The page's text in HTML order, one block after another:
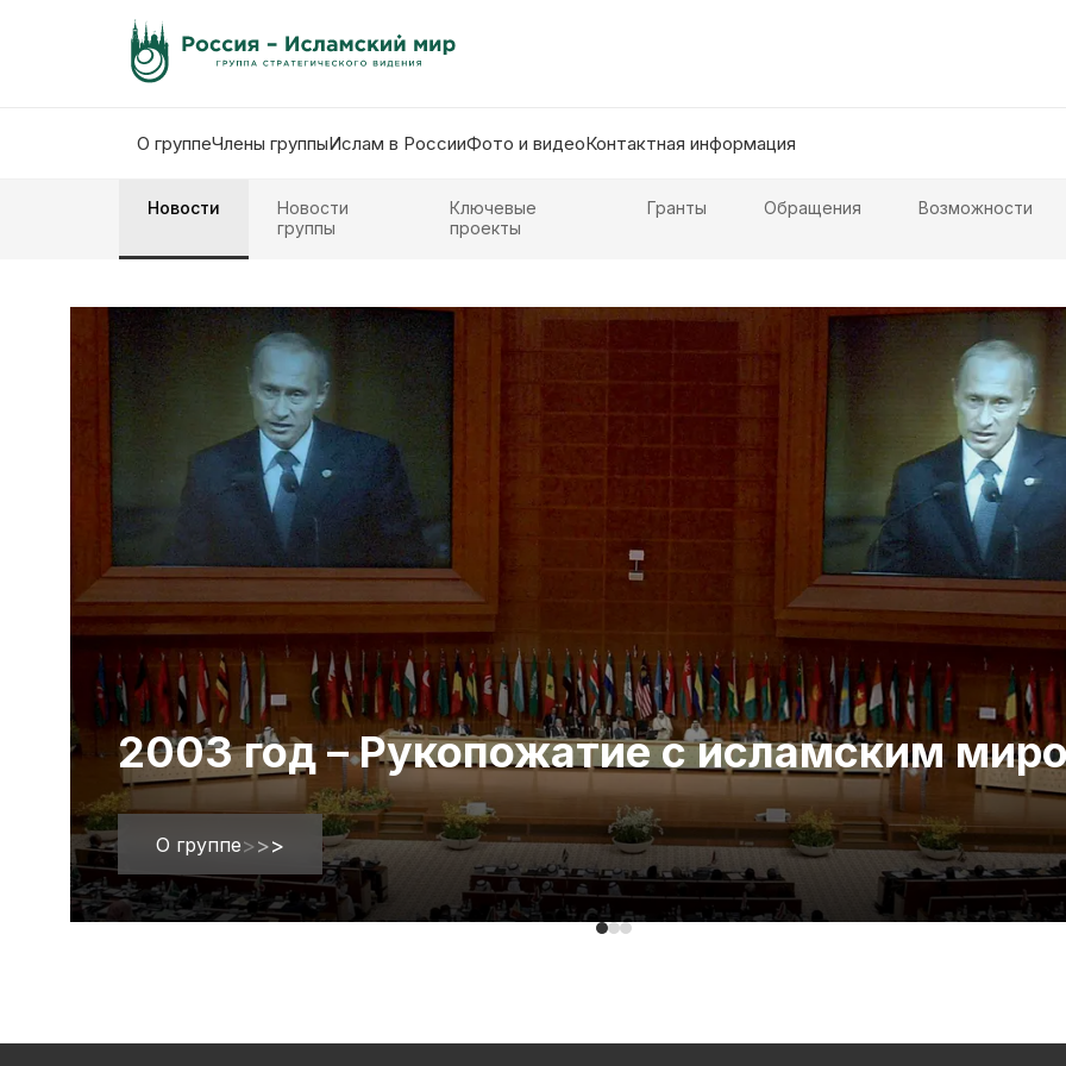
О группеЧлены группыИслам в РоссииФото и видеоКонтактная информация
Новости
Новости
группы
Ключевые
проекты
Гранты Обращения Возможности
2003 год – Рукопожатие с исламским
О группе>>>